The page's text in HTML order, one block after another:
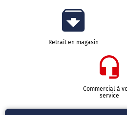
Retrait en magasin
Commercial à
service